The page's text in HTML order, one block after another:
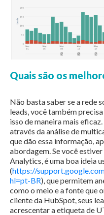
Quais são os
Não basta saber se a rede
leads, você também
isso de maneira mais
através da análise de
que dão essa informação,
abordagem. Se você
Analytics, é uma boa ideia
(https://
hl=pt-BR), que permitem
como o meio e a fonte que
cliente da HubSpot, seus
acrescentar a etiqueta de